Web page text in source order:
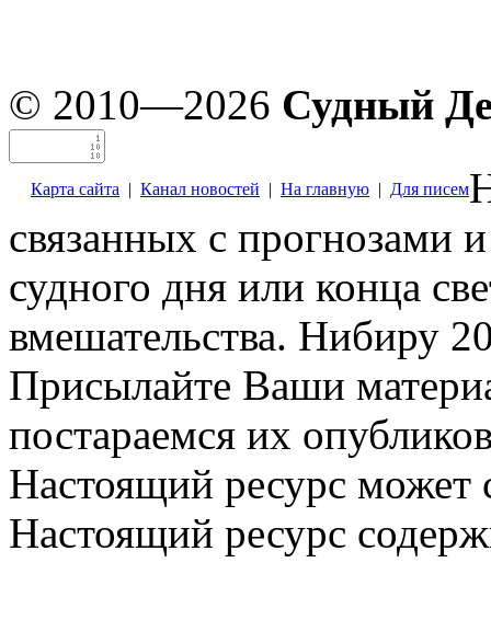
© 2010—2026 Судный
Карта сайта | Канал новостей | На главную | Для писем
связанных с прогнозами
судного дня или конца
вмешательства. Нибиру
Присылайте Ваши
постараемся их
Настоящий ресурс может
Настоящий ресурс